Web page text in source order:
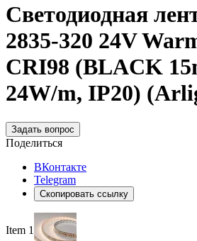
Светодиодная
2835-320 24V
CRI98 (BLACK
24W/m, IP20)
Задать вопрос
Поделиться
ВКонтакте
Telegram
Скопировать ссылку
Item 1 of 2